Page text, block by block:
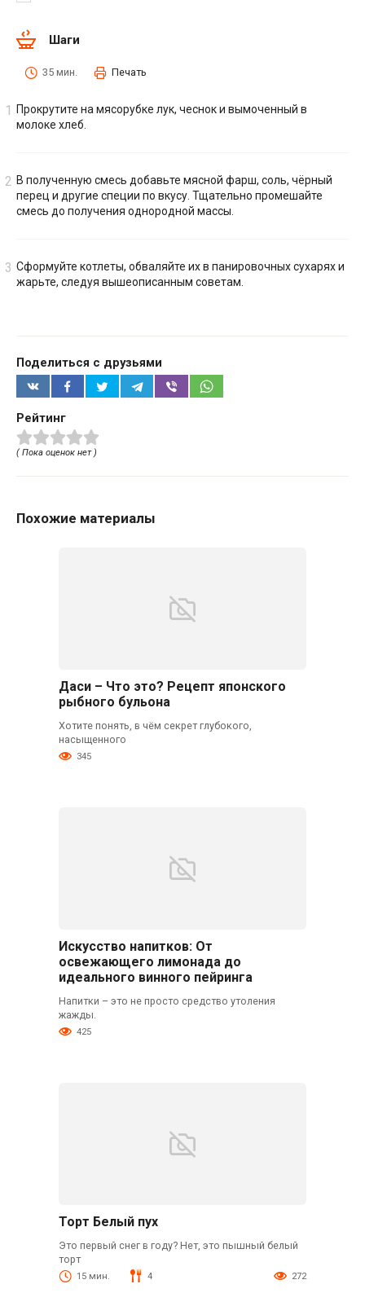
Шаги
35 мин. Печать
Прокрутите на мясорубке лук, чеснок и вымоченный в
молоке хлеб.
В полученную смесь добавьте мясной фарш, соль, чёрный
перец и другие специи по вкусу. Тщательно промешайте
смесь до получения однородной массы.
Сформуйте котлеты, обваляйте их в панировочных сухарях и
жарьте, следуя вышеописанным советам.
Поделиться с друзьями
Рейтинг
( Пока оценок нет )
Похожие материалы
Даси – Что это? Рецепт японского
рыбного бульона
Хотите понять, в чём секрет глубокого,
насыщенного
345
Искусство напитков: От
освежающего лимонада до
идеального винного пейринга
Напитки – это не просто средство утоления
жажды.
425
Торт Белый пух
Это первый снег в году? Нет, это пышный белый
торт
15 мин. 4 272